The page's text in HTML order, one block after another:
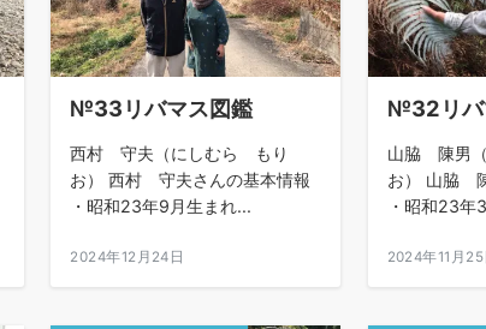
№33リバマス図鑑
西村 守夫（にしむら もり
お） 西村 守夫さんの基本情報
・昭和23年9月生まれ...
2024年12月24日
№32リバ
山脇 陳男
お） 山脇
・昭和23年
2024年11月25